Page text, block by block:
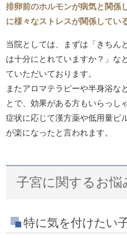
排卵前のホルモンが病気と関係
に様々なストレスが関係してい
当院としては、まずは「きちん
は十分にとれていますか？」な
ていただいております。
またアロマテラピーや半身浴な
とで、効果がある方もいらっし
症状に応じて漢方薬や低用量ピ
が楽になったと言われます。
子宮に関するお悩
特に気を付けたい